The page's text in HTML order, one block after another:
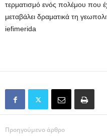
τερματισμό ενός πολέμου που
μεταβάλει δραματικά τη
iefimerida
Προηγούμενο άρθρο